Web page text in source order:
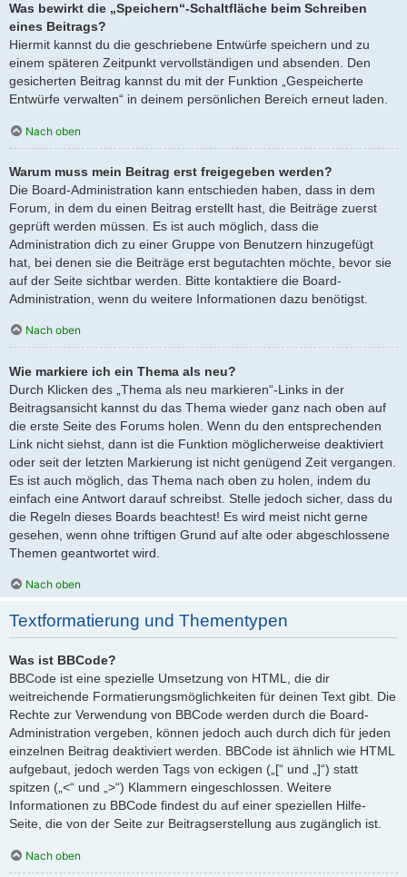
Was bewirkt die „Speichern“-Schaltfläche beim Schreiben
eines Beitrags?
Hiermit kannst du die geschriebene Entwürfe speichern und zu
einem späteren Zeitpunkt vervollständigen und absenden. Den
gesicherten Beitrag kannst du mit der Funktion „Gespeicherte
Entwürfe verwalten“ in deinem persönlichen Bereich erneut laden.
Nach oben
Warum muss mein Beitrag erst freigegeben werden?
Die Board-Administration kann entschieden haben, dass in dem
Forum, in dem du einen Beitrag erstellt hast, die Beiträge zuerst
geprüft werden müssen. Es ist auch möglich, dass die
Administration dich zu einer Gruppe von Benutzern hinzugefügt
hat, bei denen sie die Beiträge erst begutachten möchte, bevor sie
auf der Seite sichtbar werden. Bitte kontaktiere die Board-
Administration, wenn du weitere Informationen dazu benötigst.
Nach oben
Wie markiere ich ein Thema als neu?
Durch Klicken des „Thema als neu markieren“-Links in der
Beitragsansicht kannst du das Thema wieder ganz nach oben auf
die erste Seite des Forums holen. Wenn du den entsprechenden
Link nicht siehst, dann ist die Funktion möglicherweise deaktiviert
oder seit der letzten Markierung ist nicht genügend Zeit vergangen.
Es ist auch möglich, das Thema nach oben zu holen, indem du
einfach eine Antwort darauf schreibst. Stelle jedoch sicher, dass du
die Regeln dieses Boards beachtest! Es wird meist nicht gerne
gesehen, wenn ohne triftigen Grund auf alte oder abgeschlossene
Themen geantwortet wird.
Nach oben
Textformatierung und Thementypen
Was ist BBCode?
BBCode ist eine spezielle Umsetzung von HTML, die dir
weitreichende Formatierungsmöglichkeiten für deinen Text gibt. Die
Rechte zur Verwendung von BBCode werden durch die Board-
Administration vergeben, können jedoch auch durch dich für jeden
einzelnen Beitrag deaktiviert werden. BBCode ist ähnlich wie HTML
aufgebaut, jedoch werden Tags von eckigen („[“ und „]“) statt
spitzen („<“ und „>“) Klammern eingeschlossen. Weitere
Informationen zu BBCode findest du auf einer speziellen Hilfe-
Seite, die von der Seite zur Beitragserstellung aus zugänglich ist.
Nach oben